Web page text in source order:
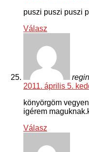
puszi puszi puszi
Válasz
2011. április 5.
könyörgöm
igérem
Válasz